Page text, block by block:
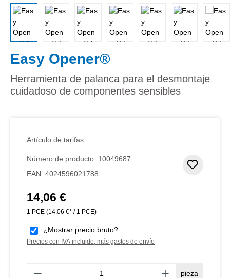
Easy Opener®
Herramienta de palanca para el desmontaje
cuidadoso de componentes sensibles
Artículo de tarifas
Número de producto: 10049687
EAN: 4024596021788
Precio normal:
14,06 €
1 PCE (14,06 €* / 1 PCE)
¿Mostrar precio bruto?
Precios con IVA incluido, más gastos de envío
pieza